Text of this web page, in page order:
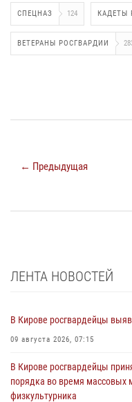
СПЕЦНАЗ 124 КАДЕТЫ
ВЕТЕРАНЫ РОСГВАРДИИ
← Предыдущая
ЛЕНТА НОВОСТЕЙ
В Кирове росгвардейцы
09 августа 2026, 07:15
В Кирове росгвардейцы
порядка во время
физкультурника